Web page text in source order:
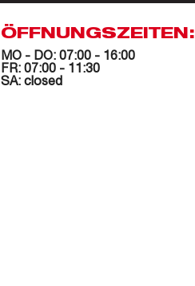
ÖFFNUNGSZEITEN:
MO - DO: 07:00 - 16:00
FR: 07:00 - 11:30
SA: closed